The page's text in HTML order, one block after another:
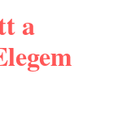
a